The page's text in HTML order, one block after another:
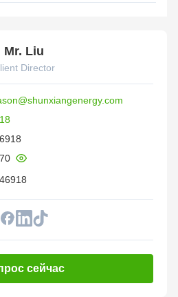
Mr. Liu
Director
сейчас